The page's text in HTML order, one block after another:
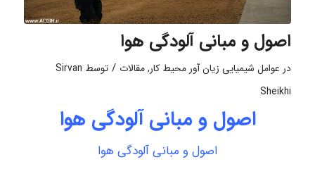
اصول و مبانی آلودگی هوا
در عوامل شیمیایی زیان آور محیط کار,مقالات / توسط Sirvan
Sheikhi
اصول و مبانی آلودگی هوا
اصول و مبانی آلودگی هوا